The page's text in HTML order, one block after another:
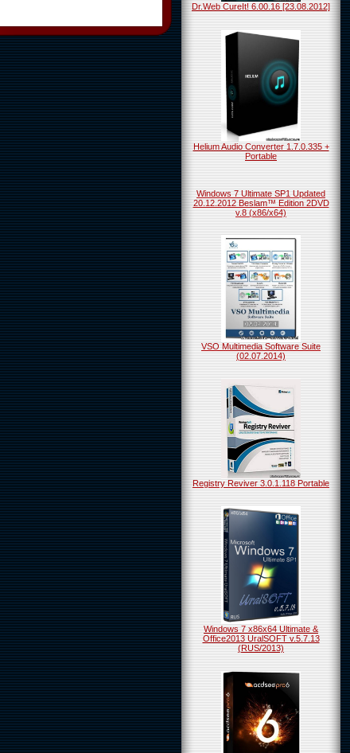
Dr.Web CureIt! 6.00.16 [23.08.2012]
Helium Audio Converter 1.7.0.335 +
Portable
Windows 7 Ultimate SP1 Updated
20.12.2012 Beslam™ Edition 2DVD
v.8 (x86/x64)
VSO Multimedia Software Suite
(02.07.2014)
Registry Reviver 3.0.1.118 Portable
Windows 7 x86x64 Ultimate &
Office2013 UralSOFT v.5.7.13
(RUS/2013)